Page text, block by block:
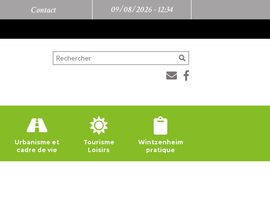
Contact 09/08/2026 -12:34
Urbanisme et
cadre de vie
Tourisme
Loisirs
Wintzenheim
pratique